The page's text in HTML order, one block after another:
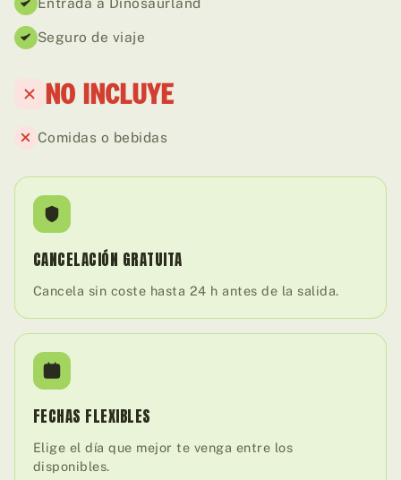
Seguro de viaje
NO INCLUYE
Comidas o bebidas
CANCELACIÓN GRATUITA
Cancela sin coste hasta 24 h antes de la salida.
FECHAS FLEXIBLES
Elige el día que mejor te venga entre los
disponibles.